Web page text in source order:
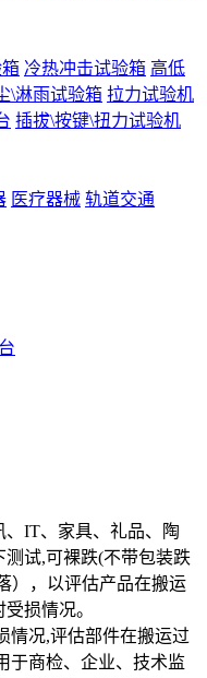
冷热冲击试验箱 高低
\淋雨试验箱 拉力试验机
插拔\按键\扭力试验机
医疗器械 轨道交通
IT、家具、礼品、陶
试,可裸跌(不带包装跌
），以评估产品在搬运
损情况。
情况,评估部件在搬运过
于商检、企业、技术监